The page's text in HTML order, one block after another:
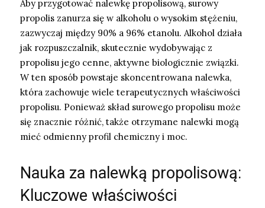
Aby przygotować nalewkę propolisową, surowy
propolis zanurza się w alkoholu o wysokim stężeniu,
zazwyczaj między 90% a 96% etanolu. Alkohol działa
jak rozpuszczalnik, skutecznie wydobywając z
propolisu jego cenne, aktywne biologicznie związki.
W ten sposób powstaje skoncentrowana nalewka,
która zachowuje wiele terapeutycznych właściwości
propolisu. Ponieważ skład surowego propolisu może
się znacznie różnić, także otrzymane nalewki mogą
mieć odmienny profil chemiczny i moc.
Nauka za nalewką propolisową:
Kluczowe właściwości